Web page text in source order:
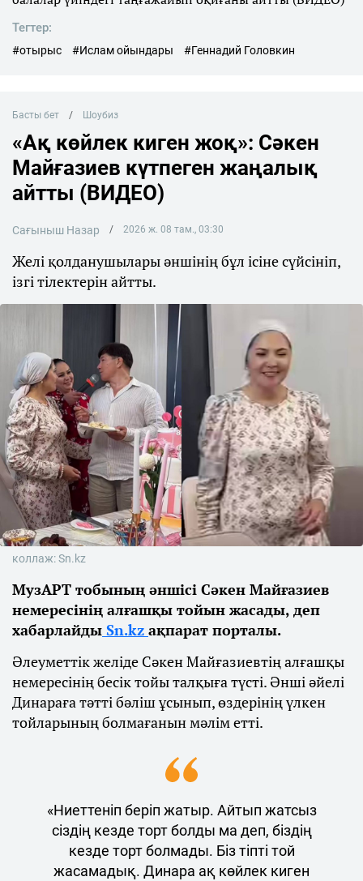
Тегтер:
#отырыс #Ислам ойындары #Геннадий Головкин
Басты бет Шоубиз
«Ақ көйлек киген жоқ»: Сәкен
Майғазиев күтпеген жаңалық
айтты (ВИДЕО)
Сағыныш Назар 2026 ж. 08 там., 03:30
Желі қолданушылары әншінің бұл ісіне сүйсініп,
ізгі тілектерін айтты.
коллаж: Sn.kz
МузАРТ тобының әншісі Сәкен Майғазиев
немересінің алғашқы тойын жасады, деп
хабарлайды Sn.kz ақпарат порталы.
Әлеуметтік желіде Сәкен Майғазиевтің алғашқы
немересінің бесік тойы талқыға түсті. Әнші әйелі
Динараға тәтті бәліш ұсынып, өздерінің үлкен
тойларының болмағанын мәлім етті.
«Ниеттеніп беріп жатыр. Айтып жатсыз
сіздің кезде торт болды ма деп, біздің
кезде торт болмады. Біз тіпті той
жасамадық. Динара ақ көйлек киген